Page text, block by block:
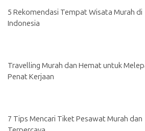
5 Rekomendasi Tempat Wisata Murah di
Indonesia
Travelling Murah dan Hemat untuk
Penat Kerjaan
7 Tips Mencari Tiket Pesawat Murah dan